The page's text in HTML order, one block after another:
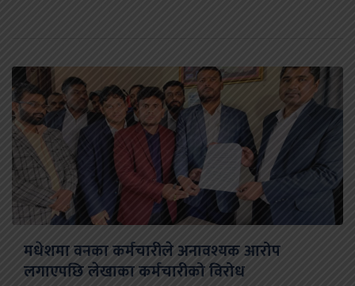
मधेशमा वनका कर्मचारीले अनावश्यक आरोप
लगाएपछि लेखाका कर्मचारीको विरोध